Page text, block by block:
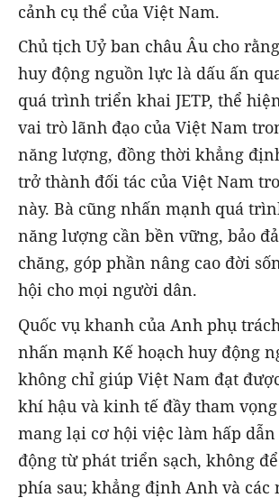
cảnh cụ thể của Việt Nam.
Chủ tịch Uỷ ban châu Âu cho
huy động nguồn lực là dấu ấn
quá trình triển khai JETP, thể
vai trò lãnh đạo của Việt Nam
năng lượng, đồng thời khẳng
trở thành đối tác của Việt Nam
này. Bà cũng nhấn mạnh quá
năng lượng cần bền vững, bảo
chăng, góp phần nâng cao đời
hội cho mọi người dân.
Quốc vụ khanh của Anh phụ
nhấn mạnh Kế hoạch huy động
không chỉ giúp Việt Nam đạt
khí hậu và kinh tế đầy tham
mang lại cơ hội việc làm hấp
động từ phát triển sạch, không
phía sau; khẳng định Anh và các